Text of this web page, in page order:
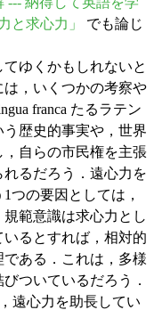
と求心力」
でも論じ
ゆくかもしれないと
，いくつかの考察や
franca たるラテン
歴史的事実や，世界
自らの市民権を主張
るだろう．遠心力を
つの要因としては，
範意識は求心力とし
るとすれば，相対的
ある．これは，多様
ついているだろう．
遠心力を助長してい